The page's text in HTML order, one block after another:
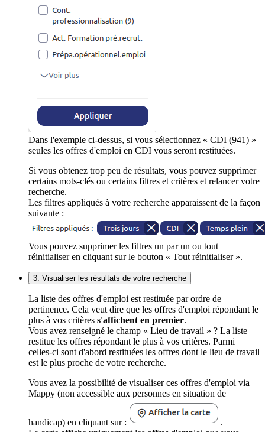
Dans l'exemple ci-dessus, si vous sélectionnez « CDI (941) »
seules les offres d'emploi en CDI vous seront restituées.
Si vous obtenez trop peu de résultats, vous pouvez supprimer
certains mots-clés ou certains filtres et critères et relancer votre
recherche.
Les filtres appliqués à votre recherche apparaissent de la façon
suivante :
Vous pouvez supprimer les filtres un par un ou tout
réinitialiser en cliquant sur le bouton « Tout réinitialiser ».
3. Visualiser les résultats de votre recherche
La liste des offres d'emploi est restituée par ordre de
pertinence. Cela veut dire que les offres d'emploi répondant le
plus à vos critères s'affichent en premier.
Vous avez renseigné le champ « Lieu de travail » ? La liste
restitue les offres répondant le plus à vos critères. Parmi
celles-ci sont d'abord restituées les offres dont le lieu de travail
est le plus proche de votre recherche.
Vous avez la possibilité de visualiser ces offres d'emploi via
Mappy (non accessible aux personnes en situation de
handicap) en cliquant sur :
.